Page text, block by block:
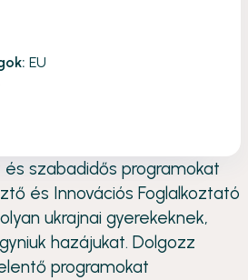
szabadidős programokat
és Innovációs Foglalkoztató
ukrajnai gyerekeknek,
hazájukat. Dolgozz
programokat
EU